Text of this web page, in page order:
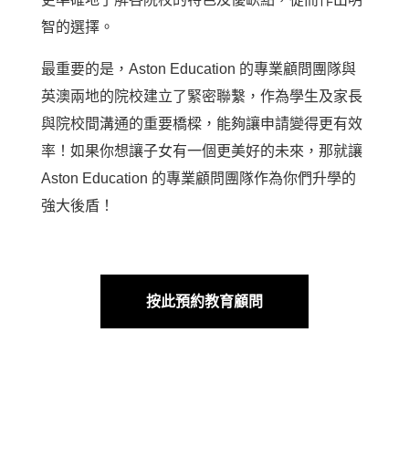
智的選擇。
最重要的是，Aston Education 的專業顧問團隊與
英澳兩地的院校建立了緊密聯繫，作為學生及家長
與院校間溝通的重要橋樑，能夠讓申請變得更有效
率！如果你想讓子女有一個更美好的未來，那就讓
Aston Education 的專業顧問團隊作為你們升學的
強大後盾！
按此預約教育顧問